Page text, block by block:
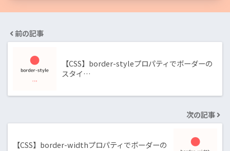
前の記事
【CSS】border-styleプロパティでボーダーの
スタイ…
次の記事
【CSS】border-widthプロパティでボーダーの